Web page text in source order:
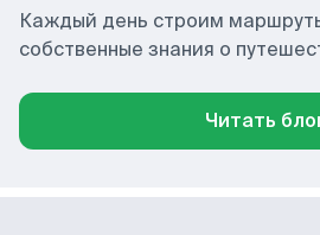
Каждый день строим
собственные знания о
Читать